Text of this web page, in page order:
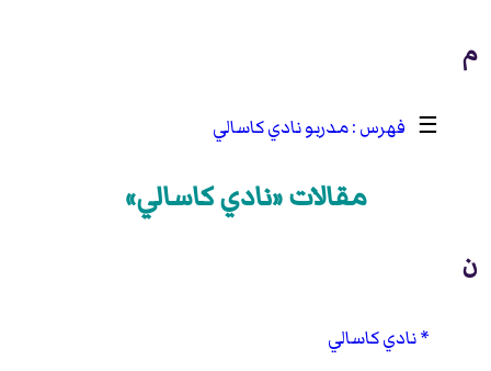
م
☰ مدربو نادي كاسالي
مقالات «نادي كاسالي»
ن
نادي كاسالي